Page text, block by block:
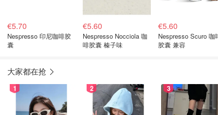
€5.70
Nespresso 印尼咖啡胶
囊
€5.60
Nespresso Nocciola 咖
啡胶囊 榛子味
€5.60
Nespresso Scuro 咖
胶囊 兼容
大家都在抢
1 2 3